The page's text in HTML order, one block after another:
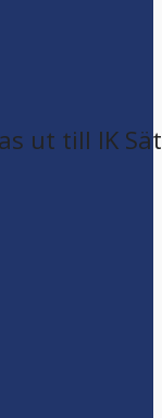
ut till IK